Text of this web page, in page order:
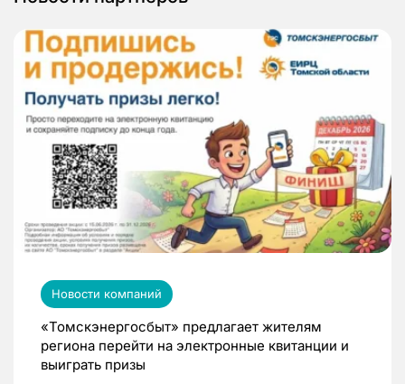
Новости компаний
«Томскэнергосбыт» предлагает жителям
региона перейти на электронные квитанции и
выиграть призы